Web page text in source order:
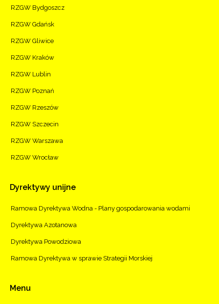
RZGW Bydgoszcz
RZGW Gdańsk
RZGW Gliwice
RZGW Kraków
RZGW Lublin
RZGW Poznań
RZGW Rzeszów
RZGW Szczecin
RZGW Warszawa
RZGW Wrocław
Dyrektywy unijne
Ramowa Dyrektywa Wodna - Plany gospodarowania wodami
Dyrektywa Azotanowa
Dyrektywa Powodziowa
Ramowa Dyrektywa w sprawie Strategii Morskiej
Menu